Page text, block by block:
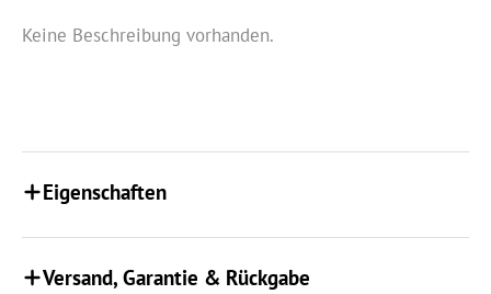
Keine Beschreibung vorhanden.
Eigenschaften
Versand, Garantie & Rückgabe